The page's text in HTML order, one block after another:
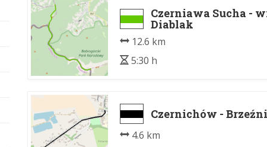
Czerniawa Sucha -
Diablak
12.6 km
5:30 h
Czernichów -
4.6 km